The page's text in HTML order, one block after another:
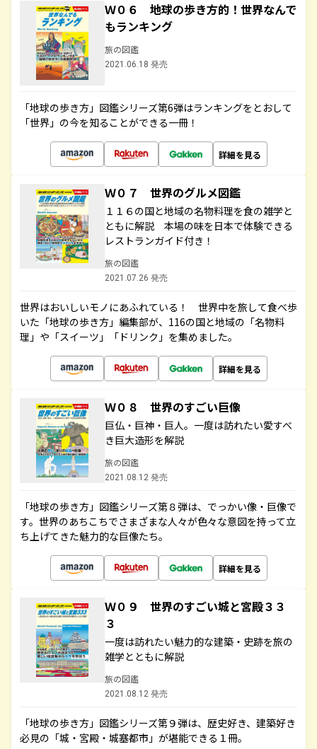
Ｗ０６ 地球の歩き方的！世界なんで
もランキング
旅の図鑑
2021.06.18 発売
「地球の歩き方」図鑑シリーズ第6弾はランキングをとおして
「世界」の今を知ることができる一冊！
詳細を見る
Ｗ０７ 世界のグルメ図鑑
１１６の国と地域の名物料理を食の雑学と
ともに解説 本場の味を日本で体験できる
レストランガイド付き！
旅の図鑑
2021.07.26 発売
世界はおいしいモノにあふれている！ 世界中を旅して食べ歩
いた「地球の歩き方」編集部が、116の国と地域の「名物料
理」や「スイーツ」「ドリンク」を集めました。
詳細を見る
Ｗ０８ 世界のすごい巨像
巨仏・巨神・巨人。一度は訪れたい愛すべ
き巨大造形を解説
旅の図鑑
2021.08.12 発売
「地球の歩き方」図鑑シリーズ第８弾は、でっかい像・巨像で
す。世界のあちこちでさまざまな人々が色々な意図を持って立
ち上げてきた魅力的な巨像たち。
詳細を見る
Ｗ０９ 世界のすごい城と宮殿３３
３
一度は訪れたい魅力的な建築・史跡を旅の
雑学とともに解説
旅の図鑑
2021.08.12 発売
「地球の歩き方」図鑑シリーズ第９弾は、歴史好き、建築好き
必見の「城・宮殿・城塞都市」が堪能できる１冊。